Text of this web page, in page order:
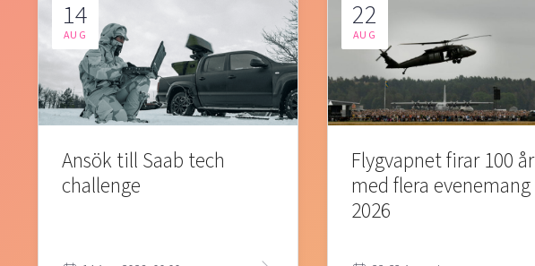
14
AUG
Ansök till Saab tech
challenge
22
AUG
Flygvapnet firar 100 år
med flera evenemang
2026